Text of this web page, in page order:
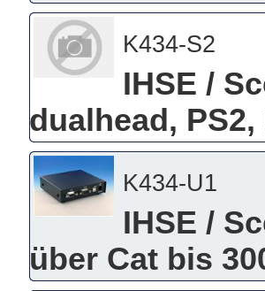
K434-S2
IHSE /
dualhead,
K434-U1
IHSE /
über Cat bis